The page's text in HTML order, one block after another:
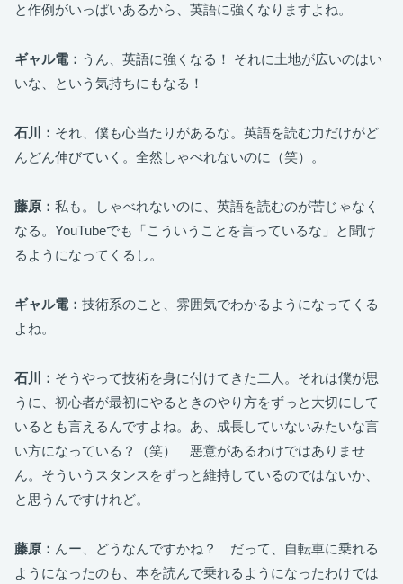
と作例がいっぱいあるから、英語に強くなりますよね。
ギャル電： うん、英語に強くなる！ それに土地が広いのはい
いな、という気持ちにもなる！
石川： それ、僕も心当たりがあるな。英語を読む力だけがど
んどん伸びていく。全然しゃべれないのに（笑）。
藤原： 私も。しゃべれないのに、英語を読むのが苦じゃなく
なる。YouTubeでも「こういうことを言っているな」と聞け
るようになってくるし。
ギャル電： 技術系のこと、雰囲気でわかるようになってくる
よね。
石川： そうやって技術を身に付けてきた二人。それは僕が思
うに、初心者が最初にやるときのやり方をずっと大切にして
いるとも言えるんですよね。あ、成長していないみたいな言
い方になっている？（笑） 悪意があるわけではありませ
ん。そういうスタンスをずっと維持しているのではないか、
と思うんですけれど。
藤原： んー、どうなんですかね？ だって、自転車に乗れる
ようになったのも、本を読んで乗れるようになったわけでは